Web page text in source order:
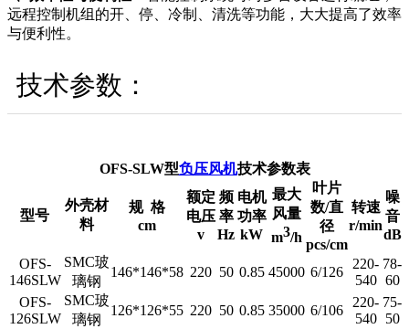
远程控制机组的开、停、冷制、清洗等功能，大大提高了效率
与便利性。
技术参数：
OFS-SLW型负压风机技术参数表
型号
外壳材
料
规 格
cm
额定
电压
v
频
率
Hz
电机
功率
kW
最大
风量
m3/h
叶片
数/直
径
pcs/cm
转速
r/min
噪
音
dB
OFS-
146SLW
SMC玻
璃钢
146*146*58 220 50 0.85 45000 6/126
220-
540
78-
60
OFS-
126SLW
SMC玻
璃钢
126*126*55 220 50 0.85 35000 6/106
220-
540
75-
50